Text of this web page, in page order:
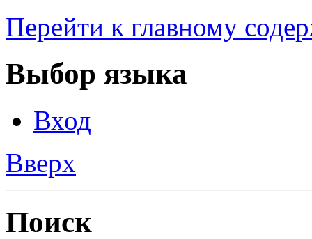
Перейти к главному
Выбор языка
Вход
Вверх
Поиск